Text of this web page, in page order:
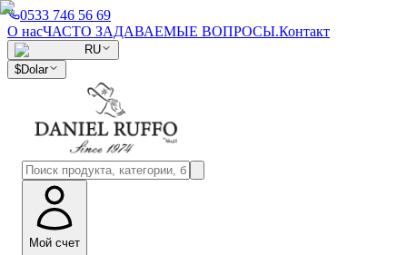
0533 746 56 69
О насЧАСТО ЗАДАВАЕМЫЕ ВОПРОСЫ.Контакт
RU
$Dolar
Мой счет